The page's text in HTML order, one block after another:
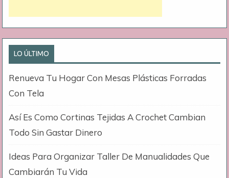
LO ÚLTIMO
Renueva Tu Hogar Con Mesas Plásticas Forradas
Con Tela
Así Es Como Cortinas Tejidas A Crochet Cambian
Todo Sin Gastar Dinero
Ideas Para Organizar Taller De Manualidades Que
Cambiarán Tu Vida